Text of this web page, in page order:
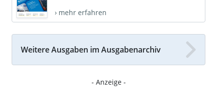
› mehr erfahren
Weitere Ausgaben im Ausgabenarchiv
- Anzeige -